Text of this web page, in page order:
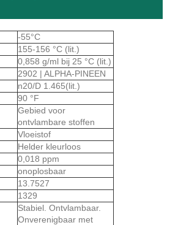
-55°C
155-156 °C (lit.)
0,858 g/ml bij 25 °C (lit.)
2902 | ALPHA-PINEEN
n20/D 1.465(lit.)
90 °F
Gebied voor
ontvlambare stoffen
Vloeistof
Helder kleurloos
0,018 ppm
onoplosbaar
13.7527
1329
Stabiel. Ontvlambaar.
Onverenigbaar met